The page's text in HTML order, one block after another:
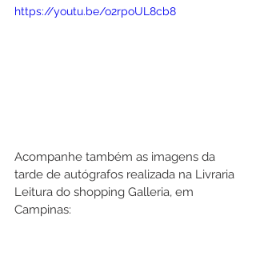
https://youtu.be/o2rpoUL8cb8
Acompanhe também as imagens da
tarde de autógrafos realizada na Livraria
Leitura do shopping Galleria, em
Campinas: